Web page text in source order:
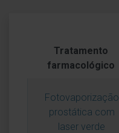
Tratamento
farmacológico
Fotovaporização
prostática com
laser verde